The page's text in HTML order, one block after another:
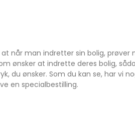
når man indretter sin bolig,
ønsker at indrette deres bolig,
ønsker. Som du kan se, har vi
en specialbestilling.